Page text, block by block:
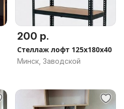
200 р.
Стеллаж лофт 125x180x40
Минск, Заводской